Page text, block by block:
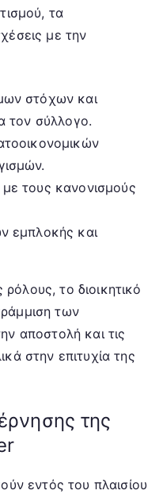
τα
με την
στόχων και
τον σύλλογο.
τους κανονισμούς
εμπλοκής και
το διοικητικό
των
αποστολή και τις
στην επιτυχία της
της
εντός του πλαισίου